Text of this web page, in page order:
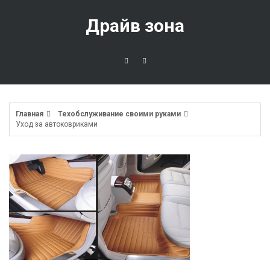
Драйв зона
Главная
Техобслуживание своими руками
Уход за автоковриками